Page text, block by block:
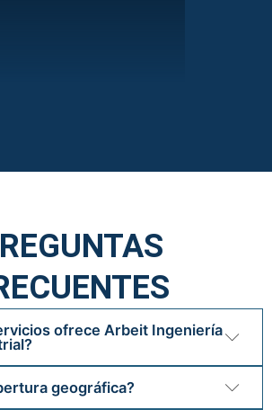
ofrece Arbeit Ingeniería
geográfica?